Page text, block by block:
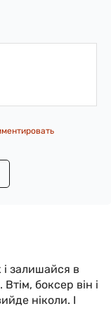
залишайся в
боксер він і
ніколи. І